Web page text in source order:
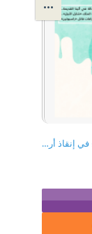
أثر الريشة - كيف فشل هؤلاء في إنقاذ أرواحهم